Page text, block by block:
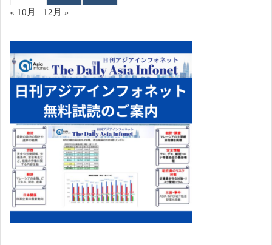
« 10月
12月 »